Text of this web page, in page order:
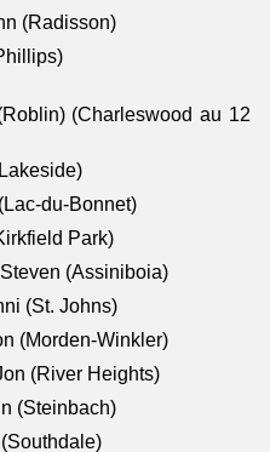
(Radisson)
(Charleswood au 12
du-Bonnet)
Park)
(Assiniboia)
(St. Johns)
(Morden-Winkler)
(River Heights)
(Steinbach)